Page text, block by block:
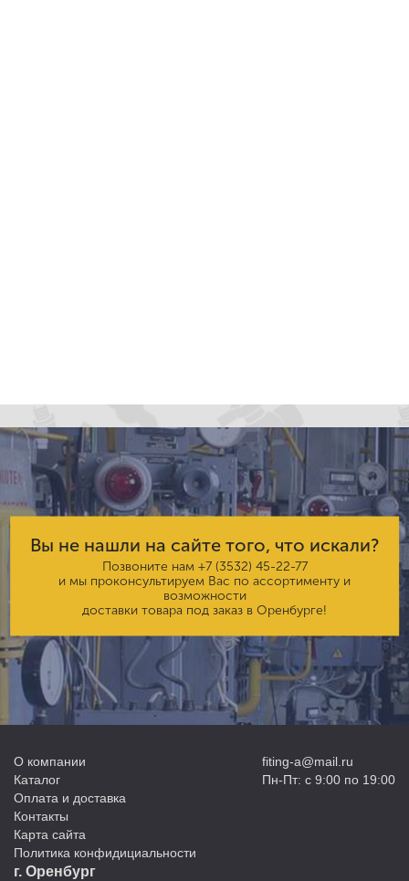
Вы не нашли на сайте того, что искали?
Позвоните нам +7 (3532) 45-22-77
и мы проконсультируем Вас по ассортименту и
возможности
доставки товара под заказ в Оренбурге!
О компании
Каталог
Оплата и доставка
Контакты
Карта сайта
Политика конфидициальности
fiting-a@mail.ru
Пн-Пт: с 9:00 по 19:00
г. Оренбург